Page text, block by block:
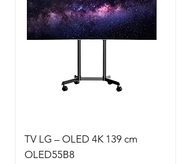
TV LG – OLED 4K 139 cm
OLED55B8